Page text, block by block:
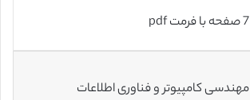
7 صفحه با فرمت pdf
مهندسی کامپیوتر و فناوری اطلاعات